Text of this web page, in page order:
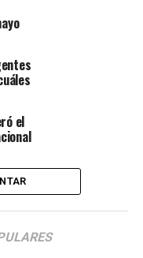
el